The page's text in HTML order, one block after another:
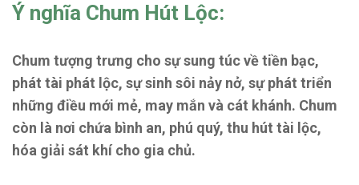
Ý nghĩa Chum Hút Lộc:
Chum tượng trưng cho sự sung túc về tiền bạc,
phát tài phát lộc, sự sinh sôi nảy nở, sự phát triển
những điều mới mẻ, may mắn và cát khánh. Chum
còn là nơi chứa bình an, phú quý, thu hút tài lộc,
hóa giải sát khí cho gia chủ.